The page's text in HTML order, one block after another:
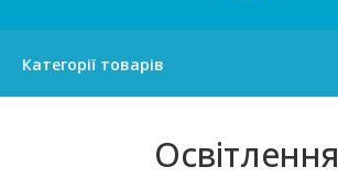
Категорії товарів
Освітлення